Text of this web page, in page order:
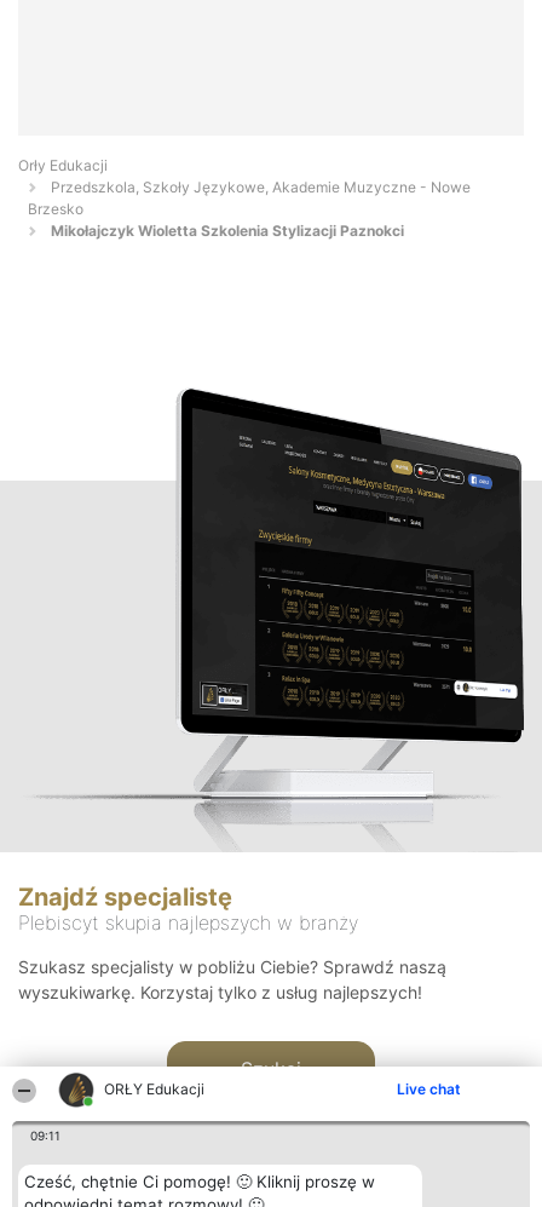
ORŁY Edukacji Live chat
09:11
Cześć, chętnie Ci pomogę! 🙂 Kliknij proszę w
Orły Edukacji
Przedszkola, Szkoły Językowe, Akademie Muzyczne - Nowe
Brzesko
Mikołajczyk Wioletta Szkolenia Stylizacji Paznokci
Znajdź specjalistę
Plebiscyt skupia najlepszych w branży
Szukasz specjalisty w pobliżu Ciebie? Sprawdź naszą
wyszukiwarkę. Korzystaj tylko z usług najlepszych!
Szukaj